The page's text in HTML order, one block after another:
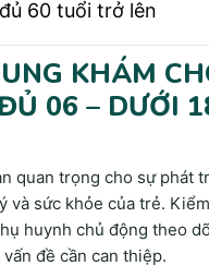
nhận biết mang thai tuần
dưỡng cho mẹ bầu thai
60 tuổi trở lên
KHÁM
06 – DƯỚI
quan trọng cho sự phát
và sức khỏe của trẻ.
huynh chủ động theo
đề cần can thiệp.